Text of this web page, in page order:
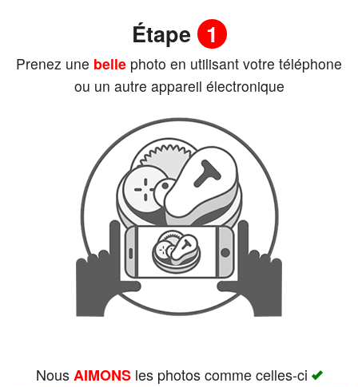
Panier (0)
Étape 1
Prenez une belle photo en utilisant votre téléphone
ou un autre appareil électronique
NousAIMONSles photos comme celles-ci